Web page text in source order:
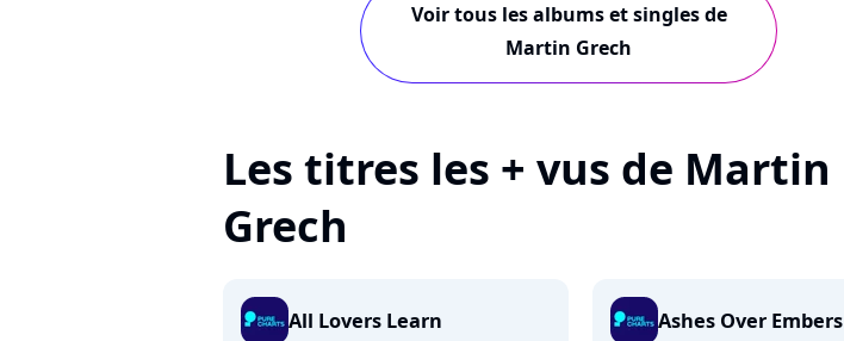
Voir tous les albums et singles de
Martin Grech
Les titres les + vus de Martin
Grech
All Lovers Learn Ashes Over Embers